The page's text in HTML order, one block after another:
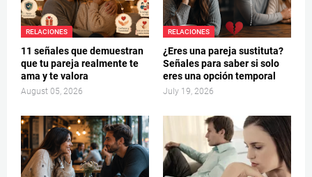
RELACIONES
11 señales que demuestran
que tu pareja realmente te
ama y te valora
August 05, 2026
RELACIONES
¿Eres una pareja sustituta?
Señales para saber si solo
eres una opción temporal
July 19, 2026